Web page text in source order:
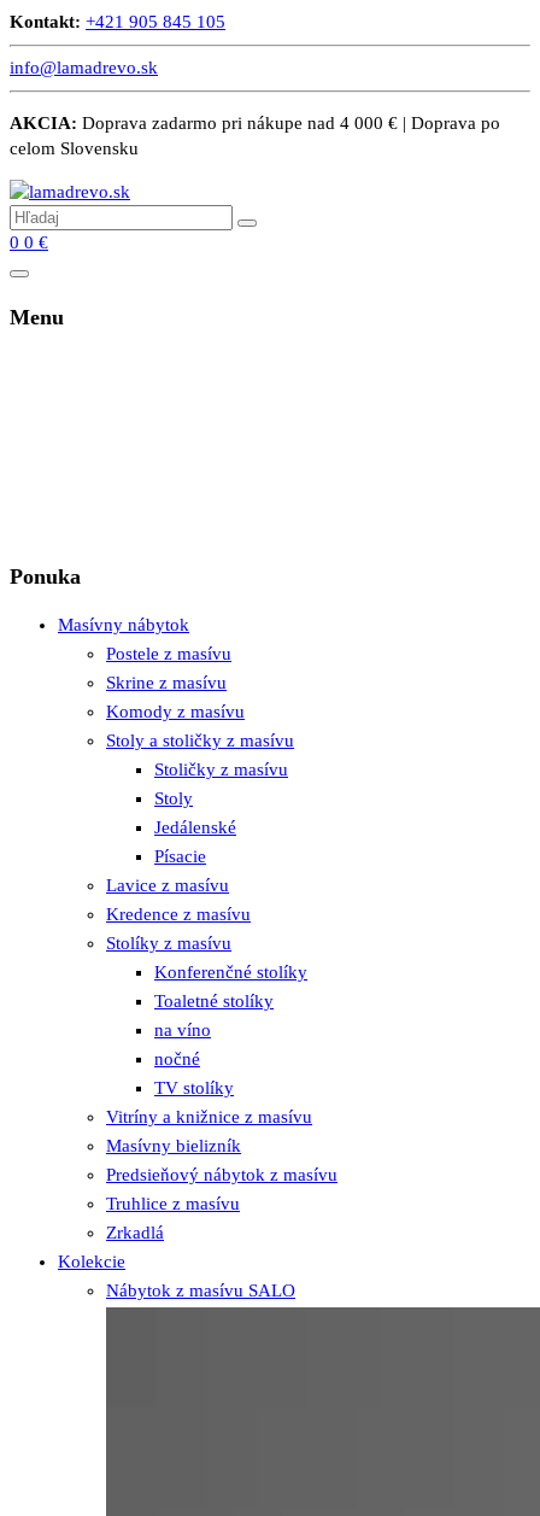
Kontakt: +421 905 845 105
info@lamadrevo.sk
AKCIA: Doprava zadarmo pri nákupe nad 4 000 € | Doprava po
celom Slovensku
0 0 €
Menu
Ponuka
Masívny nábytok
Postele z masívu
Skrine z masívu
Komody z masívu
Stoly a stoličky z masívu
Stoličky z masívu
Stoly
Jedálenské
Písacie
Lavice z masívu
Kredence z masívu
Stolíky z masívu
Konferenčné stolíky
Toaletné stolíky
na víno
nočné
TV stolíky
Vitríny a knižnice z masívu
Masívny bielizník
Predsieňový nábytok z masívu
Truhlice z masívu
Zrkadlá
Kolekcie
Nábytok z masívu SALO